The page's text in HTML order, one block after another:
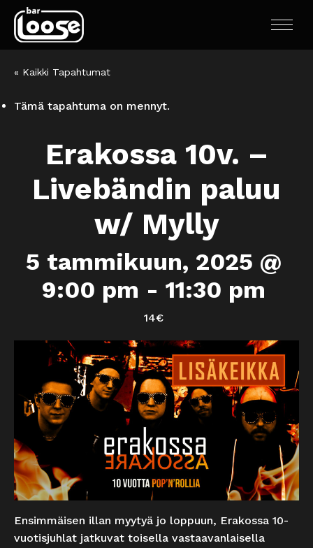
« Kaikki Tapahtumat
Tämä tapahtuma on mennyt.
Erakossa 10v. –
Livebändin paluu
w/ Mylly
5 tammikuun, 2025 @
9:00 pm - 11:30 pm
14€
Ensimmäisen illan myytyä jo loppuun, Erakossa 10-
vuotisjuhlat jatkuvat toisella vastaavanlaisella